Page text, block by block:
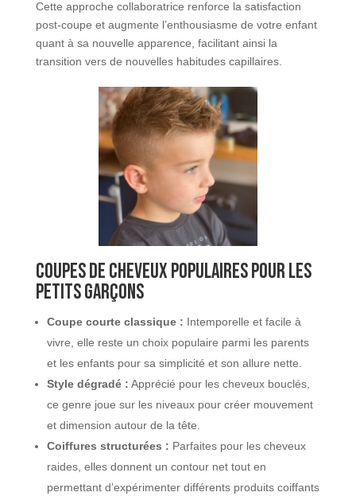
Cette approche collaboratrice renforce la satisfaction
post-coupe et augmente l’enthousiasme de votre enfant
quant à sa nouvelle apparence, facilitant ainsi la
transition vers de nouvelles habitudes capillaires.
Coupes de cheveux populaires pour les
petits garçons
Coupe courte classique : Intemporelle et facile à
vivre, elle reste un choix populaire parmi les parents
et les enfants pour sa simplicité et son allure nette.
Style dégradé : Apprécié pour les cheveux bouclés,
ce genre joue sur les niveaux pour créer mouvement
et dimension autour de la tête.
Coiffures structurées : Parfaites pour les cheveux
raides, elles donnent un contour net tout en
permettant d’expérimenter différents produits coiffants